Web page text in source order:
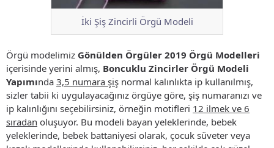
İki Şiş Zincirli Örgü Modeli
Örgü modelimiz Gönülden Örgüler 2019 Örgü Modelleri
içerisinde yerini almış, Boncuklu Zincirler Örgü Modeli
Yapımında 3,5 numara şiş normal kalınlıkta ip kullanılmış,
sizler tabii ki uygulayacağınız örgüye göre, şiş numaranızı ve
ip kalınlığını seçebilirsiniz, örneğin motifleri 12 ilmek ve 6
sıradan oluşuyor. Bu modeli bayan yeleklerinde, bebek
yeleklerinde, bebek battaniyesi olarak, çocuk süveter veya